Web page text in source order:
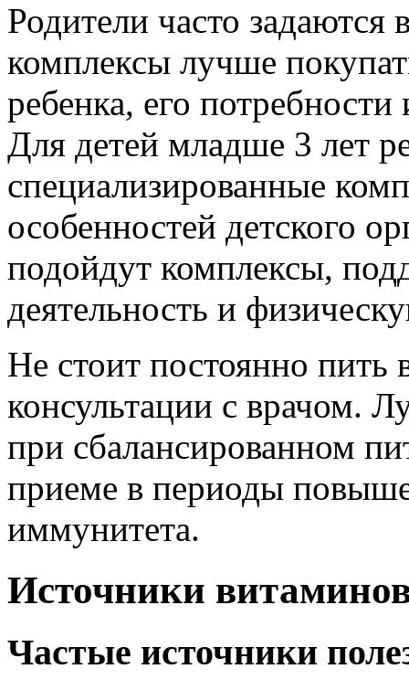
Родители часто
комплексы лучше
ребенка, его
Для детей младше 3 лет
специализированные
особенностей детского
подойдут комплексы,
деятельность и
Не стоит постоянно пить
консультации с врачом.
при сбалансированном
приеме в периоды
иммунитета.
Источники
Частые источники